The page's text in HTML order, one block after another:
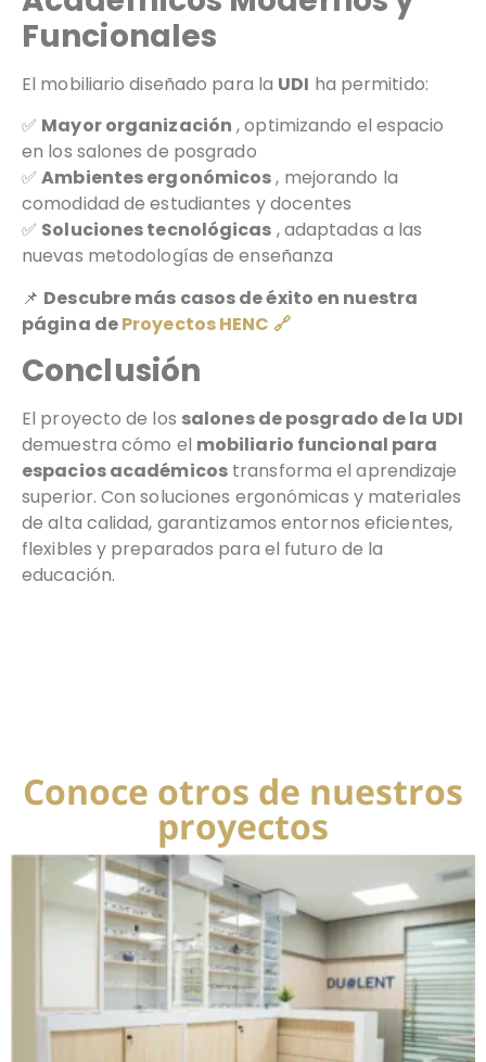
Funcionales
El mobiliario diseñado para la UDI ha permitido:
✅ Mayor organización , optimizando el espacio
en los salones de posgrado
✅Ambientes ergonómicos, mejorando la
comodidad de estudiantes y docentes
✅ Soluciones tecnológicas , adaptadas a las
nuevas metodologías de enseñanza
📌 Descubre más casos de éxito en nuestra
página deProyectos HENC 🔗
Conclusión
El proyecto de los salones de posgrado de la UDI
demuestra cómo el mobiliario funcional para
espacios académicostransforma el aprendizaje
superior. Con soluciones ergonómicas y materiales
de alta calidad, garantizamos entornos eficientes,
flexibles y preparados para el futuro de la
educación.
Conoce otros de nuestros
proyectos